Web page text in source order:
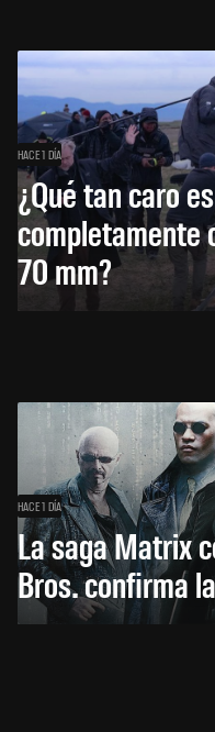
HACE 1 DÍA
¿Qué tan caro
completamente
70 mm?
HACE 1 DÍA
La saga Matrix
Bros. confirma